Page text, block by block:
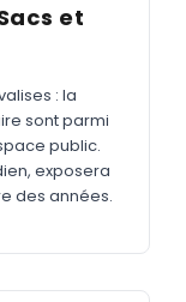
et
: la
sont parmi
public.
exposera
des années.